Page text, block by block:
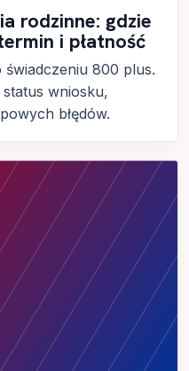
rodzinne: gdzie
i płatność
800 plus.
wniosku,
błędów.